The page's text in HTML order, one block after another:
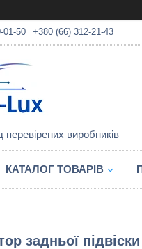
01-50 +380 (66) 312-21-43
перевірених виробників
КАТАЛОГ ТОВАРІВ
задньої